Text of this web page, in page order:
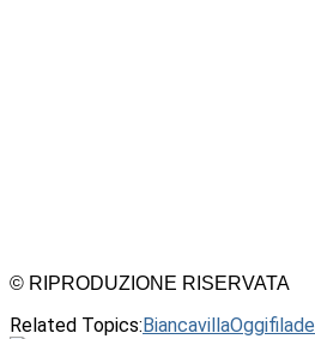
© RIPRODUZIONE RISERVATA
Related Topics: BiancavillaOggi